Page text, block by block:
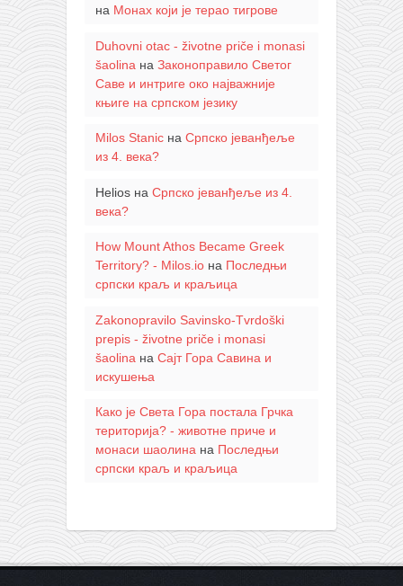
на Монах који је терао тигрове
Duhovni otac - životne priče i monasi
šaolina на Законоправило Светог
Саве и интриге око најважније
књиге на српском језику
Milos Stanicна Српско јеванђеље
из 4. века?
Heliosна Српско јеванђеље из 4.
века?
How Mount Athos Became Greek
Territory? - Milos.ioна Последњи
српски краљ и краљица
Zakonopravilo Savinsko-Tvrdoški
prepis - životne priče i monasi
šaolina на Сајт Гора Савина и
искушења
Како је Света Гора постала Грчка
територија? - животне приче и
монаси шаолинана Последњи
српски краљ и краљица